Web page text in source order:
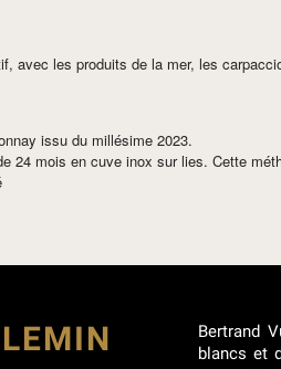
avec les produits de la mer, les
issu du millésime 2023.
24 mois en cuve inox sur lies. Cette
Bertrand
blancs et